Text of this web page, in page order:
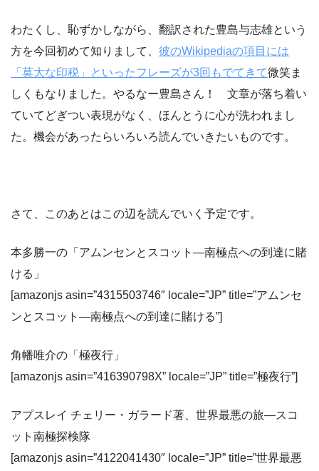
わたくし、恥ずかしながら、翻訳された豊島与志雄という
方を今回初めて知りまして、 彼のWikipediaの項目には
「莫大な印税」といったフレーズが3回もでてきて微笑ま
しくもなりました。やるなー豊島さん！ 文章が落ち着い
ていてどぎつい表現がなく、ほんとうに心が洗われまし
た。機会があったらいろいろ読んでいきたいものです。
さて、このあとはこの辺を読んでいく予定です。
本多勝一の「アムンセンとスコット―南極点への到達に賭
ける」
[amazonjs asin=”4315503746″ locale=”JP” title=”アムンセ
ンとスコット―南極点への到達に賭ける”]
角幡唯介の「極夜行」
[amazonjs asin=”416390798X” locale=”JP” title=”極夜行”]
アプスレイ チェリー・ガラード著、世界最悪の旅―スコ
ット南極探検隊
[amazonjs asin=”4122041430″ locale=”JP” title=”世界最悪